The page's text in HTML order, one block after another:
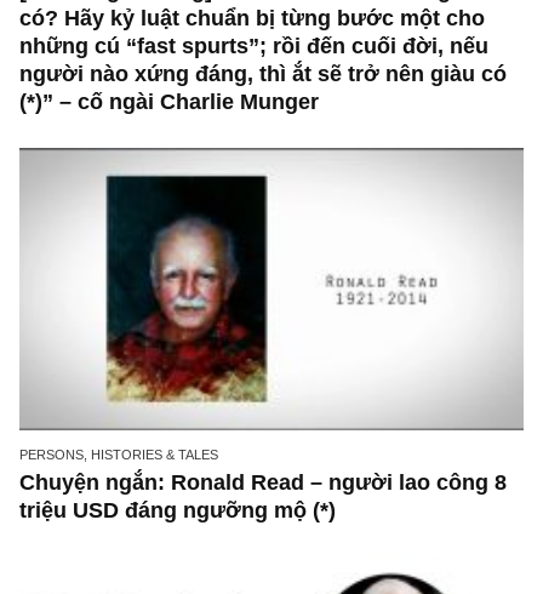
NEWS, TECH & QUOTES
[Châm ngôn sống] “Làm sao để trở nên giàu
có? Hãy kỷ luật chuẩn bị từng bước một cho
những cú “fast spurts”; rồi đến cuối đời, nếu
Chuyện ngắn: Ronald Read – người lao